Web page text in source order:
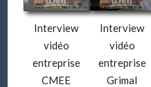
Interview
vidéo
entreprise
CMEE
Interview
vidéo
entreprise
Grimal